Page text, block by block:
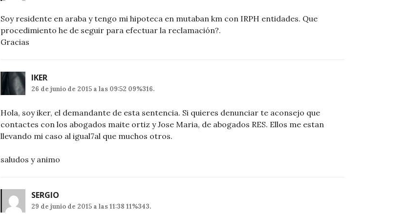
Soy residente en araba y tengo mi hipoteca en mutaban km con IRPH entidades. Que
procedimiento he de seguir para efectuar la reclamación?.
Gracias
IKER
26 de junio de 2015 a las 09:52 09%316.
Hola, soy iker, el demandante de esta sentencia. Si quieres denunciar te aconsejo que
contactes con los abogados maite ortiz y Jose Maria, de abogados RES. Ellos me estan
llevando mi caso al igual7al que muchos otros.
saludos y animo
SERGIO
29 de junio de 2015 a las 11:38 11%343.